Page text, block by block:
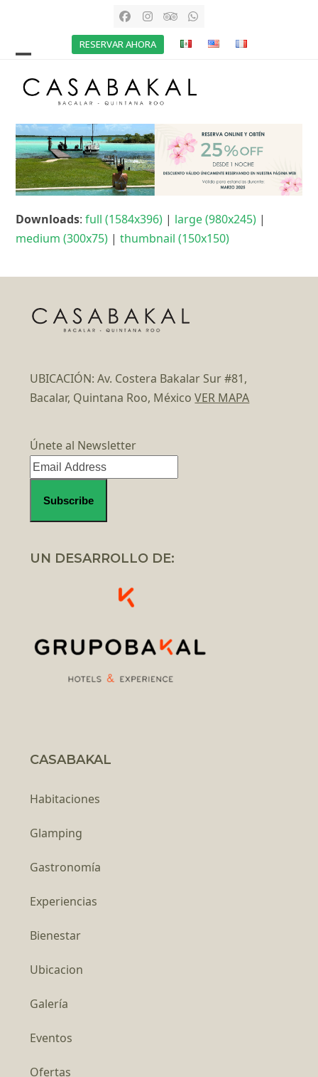
Facebook
Instagram
Tripadvisor
Whatsapp
RESERVAR AHORA
mobile
menu
mobile
menu
Downloads:full (1584x396) | large (980x245) |
medium (300x75) |thumbnail (150x150)
UBICACIÓN: Av. Costera Bakalar Sur #81,
Bacalar, Quintana Roo, MéxicoVER MAPA
Únete al Newsletter
UN DESARROLLO DE:
CASABAKAL
Habitaciones
Glamping
Gastronomía
Experiencias
Bienestar
Ubicacion
Galería
Eventos
Ofertas